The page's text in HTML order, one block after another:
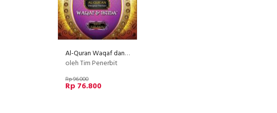
Al-Quran Waqaf dan Ibtida
oleh Tim Penerbit
Rp 96.000
Rp 76.800